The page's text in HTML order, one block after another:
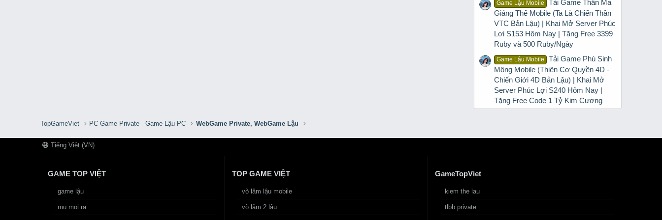
Game Lậu Mobile
Tải Game Thần Ma
Giáng Thế Mobile (Ta Là Chiến Thần
VTC Bản Lậu) | Khai Mở Server Phúc
Lợi S153 Hôm Nay | Tặng Free 3399
Ruby và 500 Ruby/Ngày
Game Lậu Mobile
Tải Game Phù Sinh
Mộng Mobile (Thiên Cơ Quyền 4D -
Chiến Giới 4D Bản Lậu) | Khai Mở
Server Phúc Lợi S240 Hôm Nay |
Tặng Free Code 1 Tỷ Kim Cương
TopGameViet PC Game Private - Game Lậu PC WebGame Private, WebGame Lậu
Tiếng Việt (VN)
GAME TOP VIỆT
game lậu
mu moi ra
TOP GAME VIỆT
võ lâm lậu mobile
võ lâm 2 lậu
GameTopViet
kiem the lau
tlbb private